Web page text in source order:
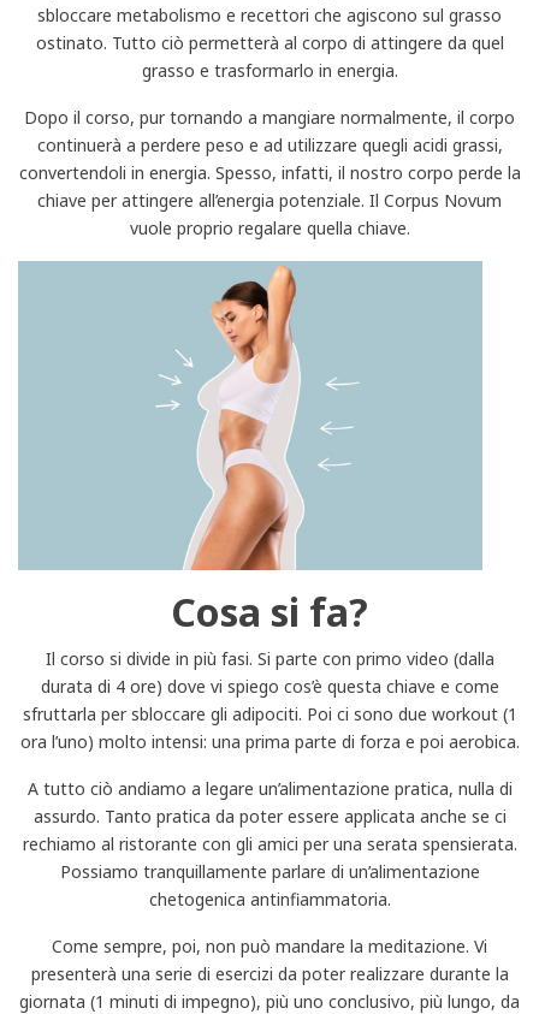
sbloccare metabolismo e recettori che agiscono sul grasso
ostinato. Tutto ciò permetterà al corpo di attingere da quel
grasso e trasformarlo in energia.
Dopo il corso, pur tornando a mangiare normalmente, il corpo
continuerà a perdere peso e ad utilizzare quegli acidi grassi,
convertendoli in energia. Spesso, infatti, il nostro corpo perde la
chiave per attingere all’energia potenziale. Il Corpus Novum
vuole proprio regalare quella chiave.
Cosa si fa?
Il corso si divide in più fasi. Si parte con primo video (dalla
durata di 4 ore) dove vi spiego cos’è questa chiave e come
sfruttarla per sbloccare gli adipociti. Poi ci sono due workout (1
ora l’uno) molto intensi: una prima parte di forza e poi aerobica.
A tutto ciò andiamo a legare un’alimentazione pratica, nulla di
assurdo. Tanto pratica da poter essere applicata anche se ci
rechiamo al ristorante con gli amici per una serata spensierata.
Possiamo tranquillamente parlare di un’alimentazione
chetogenica antinfiammatoria.
Come sempre, poi, non può mandare la meditazione. Vi
presenterà una serie di esercizi da poter realizzare durante la
giornata (1 minuti di impegno), più uno conclusivo, più lungo, da